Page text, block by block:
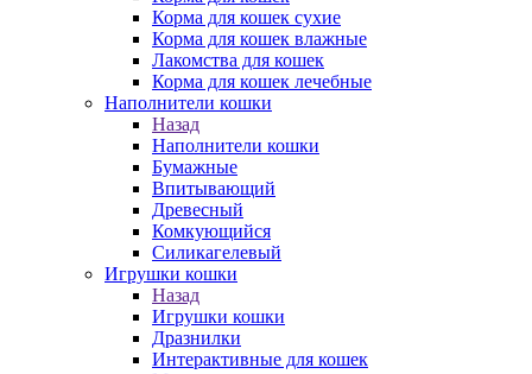
Корма для кошек сухие
Корма для кошек влажные
Лакомства для кошек
Корма для кошек лечебные
Наполнители кошки
Назад
Наполнители кошки
Бумажные
Впитывающий
Древесный
Комкующийся
Силикагелевый
Игрушки кошки
Назад
Игрушки кошки
Дразнилки
Интерактивные для кошек